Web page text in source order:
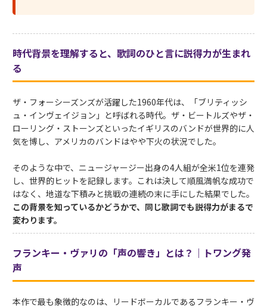
時代背景を理解すると、歌詞のひと言に説得力が生まれ
る
ザ・フォーシーズンズが活躍した1960年代は、「ブリティッシ
ュ・インヴェイジョン」と呼ばれる時代。ザ・ビートルズやザ・
ローリング・ストーンズといったイギリスのバンドが世界的に人
気を博し、アメリカのバンドはやや下火の状況でした。
そのような中で、ニュージャージー出身の4人組が全米1位を連発
し、世界的ヒットを記録します。これは決して順風満帆な成功で
はなく、地道な下積みと挑戦の連続の末に手にした結果でした。
この背景を知っているかどうかで、同じ歌詞でも説得力がまるで
変わります。
フランキー・ヴァリの「声の響き」とは？｜トワング発
声
本作で最も象徴的なのは、リードボーカルであるフランキー・ヴ